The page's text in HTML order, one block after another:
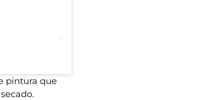
pintura que